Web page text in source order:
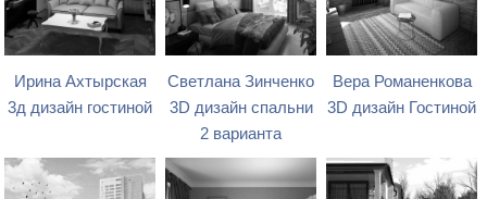
Ирина Ахтырская
3д дизайн гостиной
Светлана Зинченко
3D дизайн спальни
2 варианта
Вера Романенкова
3D дизайн Гостиной